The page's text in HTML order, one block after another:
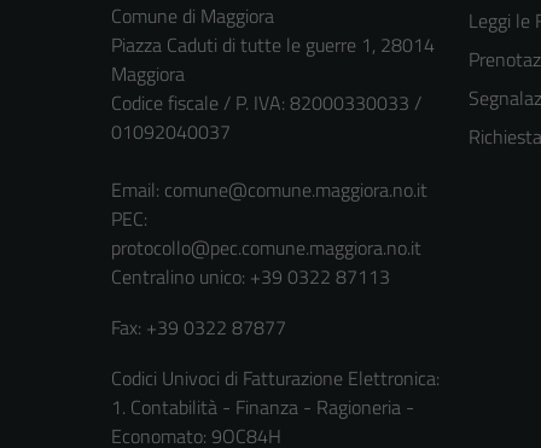
Comune di Maggiora
Piazza Caduti di tutte le guerre 1, 28014
Maggiora
Codice fiscale / P. IVA: 82000330033 /
01092040037
Email: comune@comune.maggiora.no.it
PEC:
protocollo@pec.comune.maggiora.no.it
Centralino unico: +39 0322 87113
Fax: +39 0322 87877
Codici Univoci di Fatturazione Elettronica:
1. Contabilità - Finanza - Ragioneria -
Economato: 9OC84H
Leggi le